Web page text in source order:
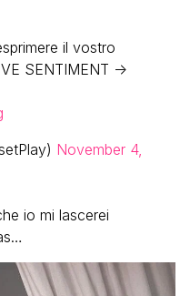
il vostro
SENTIMENT ->
November 4,
io mi lascerei